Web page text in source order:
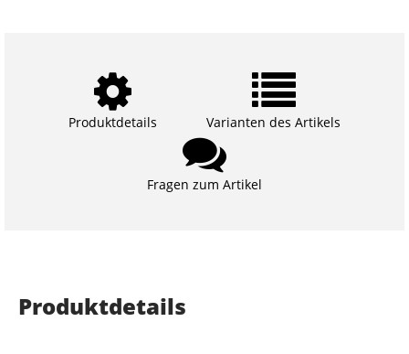
Produktdetails Varianten des Artikels
Fragen zum Artikel
Produktdetails